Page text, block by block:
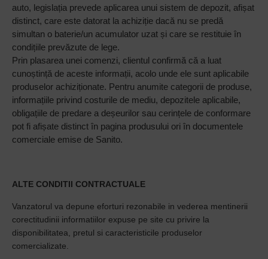
auto, legislația prevede aplicarea unui sistem de depozit, afișat
distinct, care este datorat la achiziție dacă nu se predă
simultan o baterie/un acumulator uzat și care se restituie în
condițiile prevăzute de lege.
Prin plasarea unei comenzi, clientul confirmă că a luat
cunoștință de aceste informații, acolo unde ele sunt aplicabile
produselor achiziționate. Pentru anumite categorii de produse,
informațiile privind costurile de mediu, depozitele aplicabile,
obligațiile de predare a deșeurilor sau cerințele de conformare
pot fi afișate distinct în pagina produsului ori în documentele
comerciale emise de Sanito.
ALTE CONDITII CONTRACTUALE
Vanzatorul va depune eforturi rezonabile in vederea mentinerii
corectitudinii informatiilor expuse pe site cu privire la
disponibilitatea, pretul si caracteristicile produselor
comercializate.